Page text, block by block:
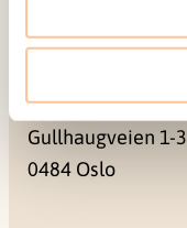
Gullhaugveien 1-3
0484 Oslo